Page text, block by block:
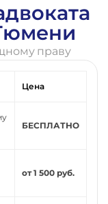
праву
Цена
БЕСПЛАТНО
от 1 500 руб.